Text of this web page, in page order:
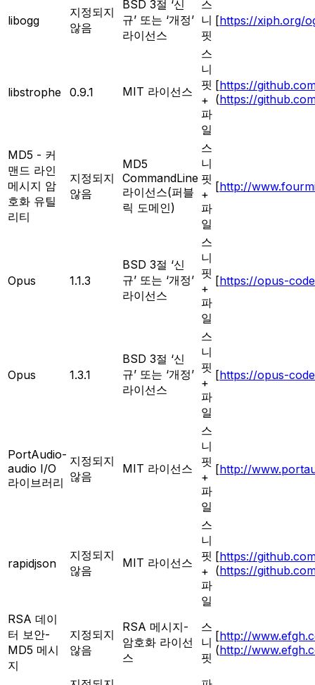
libogg
지정되지
않음
BSD 3절 ‘신
규’ 또는 ‘개정’
라이선스
스
니
핏
[https://xiph.org/
libstrophe 0.9.1 MIT 라이선스
스
니
핏
+
파
일
[https://
(https://
MD5 - 커
맨드 라인
메시지 암
호화 유틸
리티
지정되지
않음
MD5
CommandLine
라이선스(퍼블
릭 도메인)
스
니
핏
+
파
일
[http://
Opus 1.1.3
BSD 3절 ‘신
규’ 또는 ‘개정’
라이선스
스
니
핏
+
파
일
[https://opus-
Opus 1.3.1
BSD 3절 ‘신
규’ 또는 ‘개정’
라이선스
스
니
핏
+
파
일
[https://opus-
PortAudio-
audio I/O
라이브러리
지정되지
않음
MIT 라이선스
스
니
핏
+
파
일
[http://
rapidjson
지정되지
않음
MIT 라이선스
스
니
핏
+
파
일
[https://
(https://
RSA 데이
터 보안-
MD5 메시
지
지정되지
않음
RSA 메시지-
암호화 라이선
스
스
니
핏
[http://
(http://